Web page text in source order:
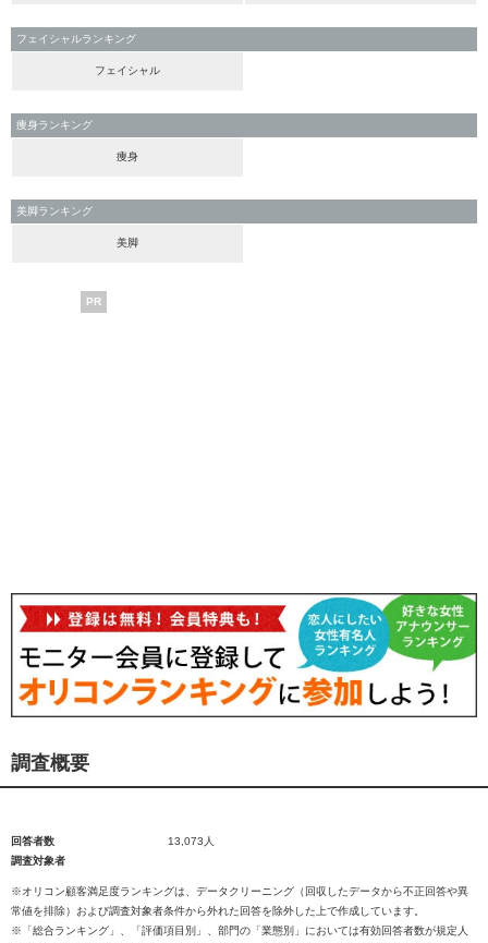
フェイシャルランキング
フェイシャル
痩身ランキング
痩身
美脚ランキング
美脚
PR
調査概要
回答者数
13,073人
調査対象者
※オリコン顧客満足度ランキングは、データクリーニング（回収したデータから不正回答や異
常値を排除）および調査対象者条件から外れた回答を除外した上で作成しています。
※「総合ランキング」、「評価項目別」、部門の「業態別」においては有効回答者数が規定人